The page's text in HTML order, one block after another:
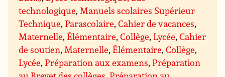
technologique, Manuels scolaires Supérieur
Technique,Parascolaire,Cahier de vacances,
Maternelle,Élémentaire,Collège,Lycée,Cahier
de soutien, Maternelle,Élémentaire,Collège,
Lycée,Préparation aux examens,Préparation